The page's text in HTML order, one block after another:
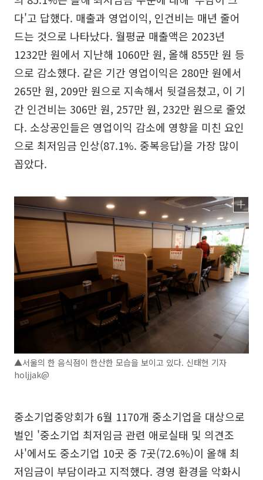
다'고 답했다. 매출과 영업이익, 인건비는 매년 줄어
드는 것으로 나타났다. 월평균 매출액은 2023년
1232만 원에서 지난해 1060만 원, 올해 855만 원 등
으로 감소했다. 같은 기간 영업이익은 280만 원에서
265만 원, 209만 원으로 지속해서 뒷걸음쳤고, 이 기
간 인건비는 306만 원, 257만 원, 232만 원으로 줄었
다. 소상공인들은 영업이익 감소에 영향을 미친 요인
으로 최저임금 인상(87.1%. 중복응답)을 가장 많이
꼽았다.
▲서울의 한 음식점이 한산한 모습을 보이고 있다. 신태현 기자
holjjak@
중소기업중앙회가 6월 1170개 중소기업을 대상으로
벌인 '중소기업 최저임금 관련 애로실태 및 의견조
사'에서도 중소기업 10곳 중 7곳(72.6%)이 올해 최
저임금이 부담이라고 지적했다. 경영 환경을 악화시